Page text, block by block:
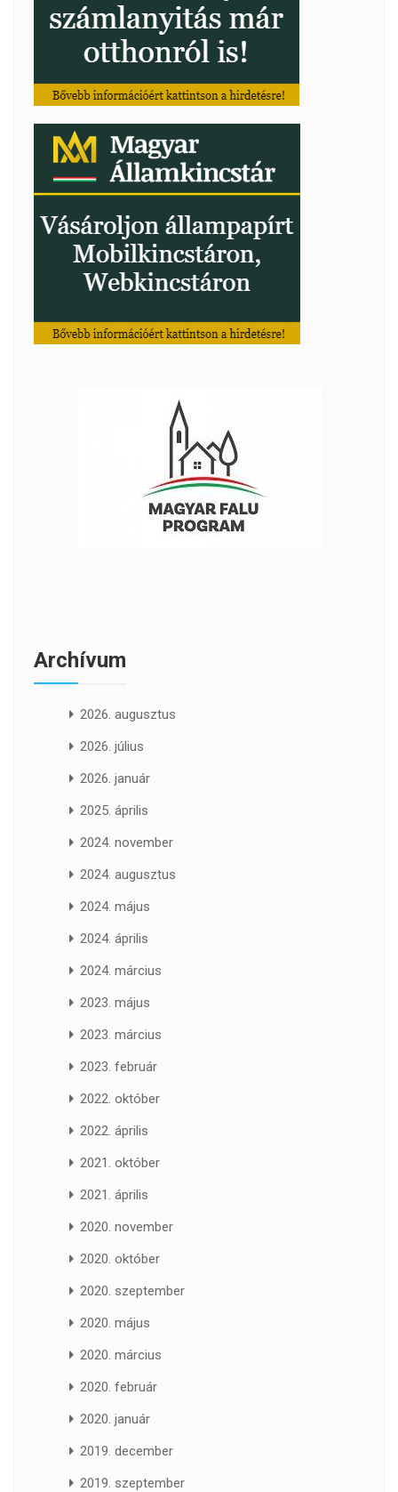
Archívum
2026. augusztus
2026. július
2026. január
2025. április
2024. november
2024. augusztus
2024. május
2024. április
2024. március
2023. május
2023. március
2023. február
2022. október
2022. április
2021. október
2021. április
2020. november
2020. október
2020. szeptember
2020. május
2020. március
2020. február
2020. január
2019. december
2019. szeptember